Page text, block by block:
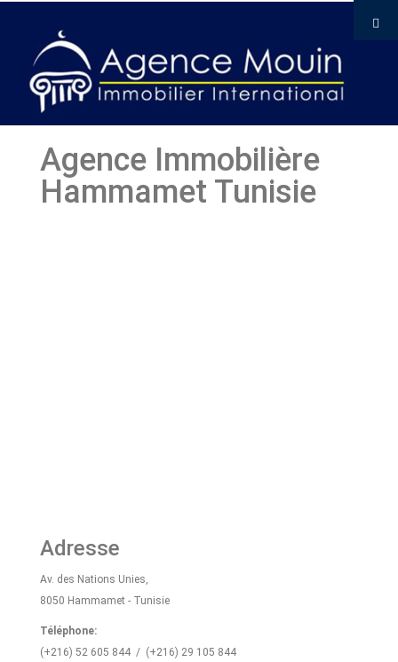
Agence Immobilière
Hammamet Tunisie
Adresse
Av. des Nations Unies,
8050 Hammamet - Tunisie
Téléphone:
(+216) 52 605 844 / (+216) 29 105 844